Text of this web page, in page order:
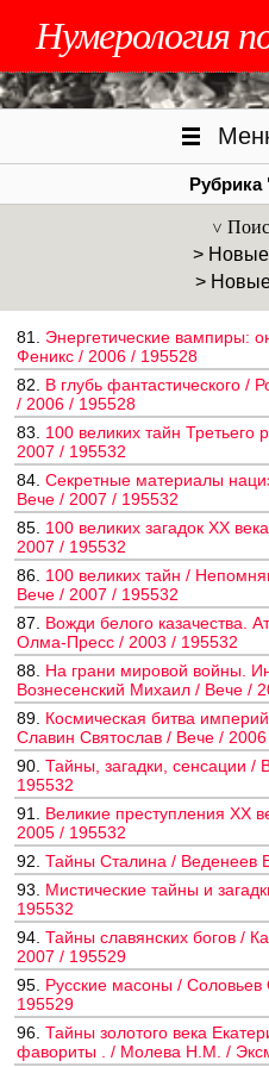
Нумерология
>
>
81. Энергетические вампиры:
Феникс / 2006 / 195528
82. В глубь фантастического /
/ 2006 / 195528
83. 100 великих тайн
2007 / 195532
84. Секретные материалы
Вече / 2007 / 195532
85. 100 великих загадок ХХ
2007 / 195532
86. 100 великих тайн /
Вече / 2007 / 195532
87. Вожди белого казачества.
Олма-Пресс / 2003 / 195532
88. На грани мировой войны.
Вознесенский Михаил / Вече /
89. Космическая битва
Славин Святослав / Вече /
90. Тайны, загадки, сенсации
195532
91. Великие преступления XX
2005 / 195532
92. Тайны Сталина / Веденеев
93. Мистические тайны и
195532
94. Тайны славянских богов /
2007 / 195529
95. Русские масоны /
195529
96. Тайны золотого века
фавориты . / Молева Н.М. /